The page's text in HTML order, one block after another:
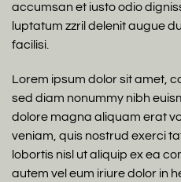
accumsan et iusto odio
luptatum zzril delenit augue
facilisi.
Lorem ipsum dolor sit amet,
sed diam nonummy nibh
dolore magna aliquam erat
veniam, quis nostrud exerci
lobortis nisl ut aliquip ex ea
autem vel eum iriure dolor in